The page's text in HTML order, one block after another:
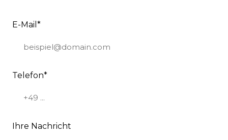
E-Mail *
Telefon*
Ihre Nachricht